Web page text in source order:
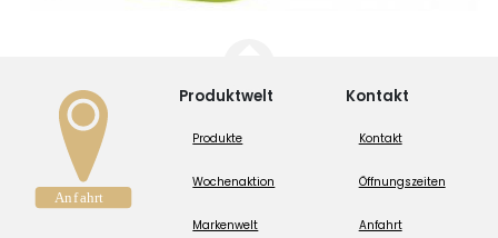
Produktwelt
Produkte
Wochenaktion
Markenwelt
Kontakt
Kontakt
Öffnungszeiten
Anfahrt